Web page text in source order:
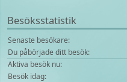
Besöksstatistik
Senaste besökare:
Du påbörjade ditt besök:
Aktiva besök nu:
Besök idag: